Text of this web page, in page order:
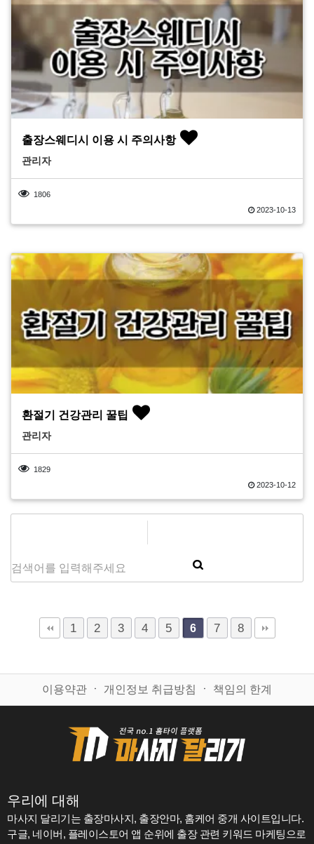
출장스웨디시 이용 시 주의사항
관리자
1806
2023-10-13
환절기 건강관리 꿀팁
관리자
1829
2023-10-12
1 2 3 4 5 6 7 8
이용약관 ㆍ 개인정보 취급방침 ㆍ 책임의 한계
우리에 대해
마사지 달리기는 출장마사지, 출장안마, 홈케어 중개 사이트입니다.
구글, 네이버, 플레이스토어 앱 순위에 출장 관련 키워드 마케팅으로